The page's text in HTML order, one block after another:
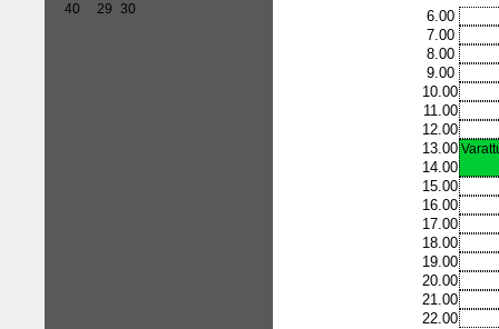
40
29 30
6.00
7.00
8.00
9.00
10.00
11.00
12.00
13.00
14.00
15.00
16.00
17.00
18.00
19.00
20.00
21.00
22.00